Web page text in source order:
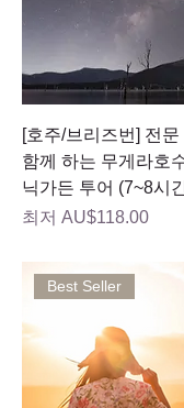
[호주/브리즈번] 전
함께 하는 무게라호
닉가든 투어 (7~8시
최저 AU$118.00
할인가
Best Seller